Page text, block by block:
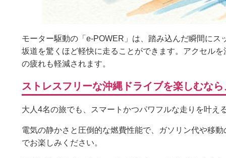
モーター駆動の「e-POWER」は、踏み込んだ瞬間に
坂道を驚くほど軽快に走ることができます。アクセル
の疲れも軽減されます。
ストレスフリーな沖縄ドライブを楽しむな
大人4名の旅でも、スマートかつパワフルな走りを叶え
電気の静かさと圧倒的な燃費性能で、ガソリン代や移
でお楽しみください。